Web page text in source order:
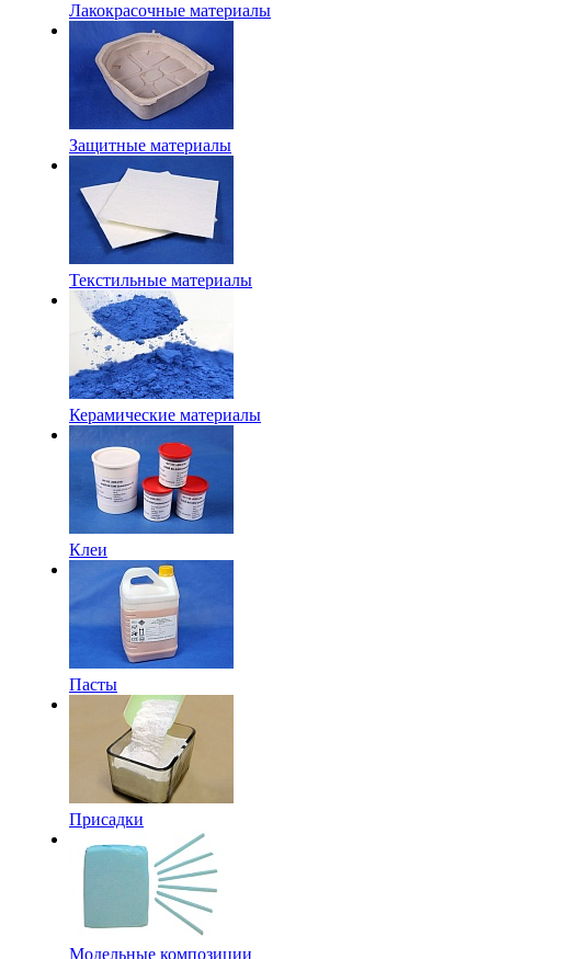
Лакокрасочные материалы
Защитные материалы
Текстильные материалы
Керамические материалы
Клеи
Пасты
Присадки
Модельные композиции